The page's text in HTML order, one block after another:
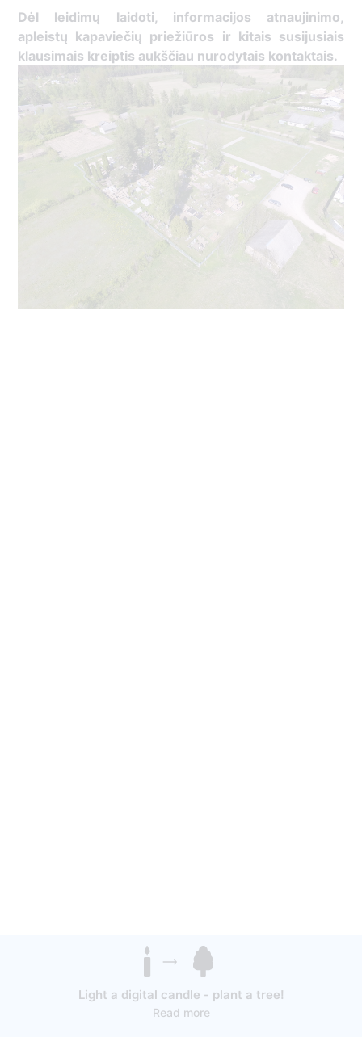
Dėl leidimų laidoti, ​informacijos atnaujinimo,
apleistų kapaviečių priežiūros ir kitais susijusiais
klausimais kreiptis ​aukščiau nurodytais kontaktais.
Light a digital candle - plant a tree!
Read more